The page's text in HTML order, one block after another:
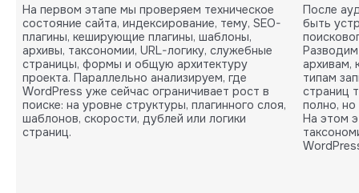
На первом этапе мы проверяем техническое
состояние сайта, индексирование, тему, SEO-
плагины, кеширующие плагины, шаблоны,
архивы, таксономии, URL-логику, служебные
страницы, формы и общую архитектуру
проекта. Параллельно анализируем, где
WordPress уже сейчас ограничивает рост в
поиске: на уровне структуры, плагинного слоя,
шаблонов, скорости, дублей или логики
страниц.
После
быть
архивам,
типам
страниц
полно, но
На этом